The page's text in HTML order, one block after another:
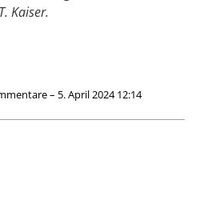
Kaiser.
– 5. April 2024 12:14